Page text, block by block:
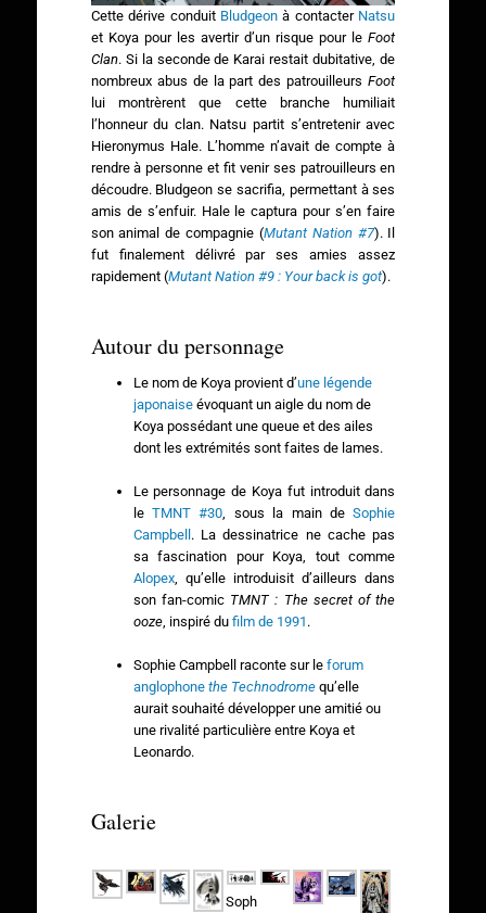
Cette dérive conduit Bludgeon à contacter Natsu
et Koya pour les avertir d’un risque pour leFoot
Clan. Si la seconde de Karai restait dubitative, de
nombreux abus de la part des patrouilleursFoot
lui montrèrent que cette branche humiliait
l’honneur du clan. Natsu partit s’entretenir avec
Hieronymus Hale. L’homme n’avait de compte à
rendre à personne et fit venir ses patrouilleurs en
découdre. Bludgeon se sacrifia, permettant à ses
amis de s’enfuir. Hale le captura pour s’en faire
son animal de compagnie (Mutant Nation #7). Il
fut finalement délivré par ses amies assez
rapidement (Mutant Nation #9 : Your back is got).
Autour du personnage
Le nom de Koya provient d’une légende
japonaiseévoquant un aigle du nom de
Koya possédant une queue et des ailes
dont les extrémités sont faites de lames.
Le personnage de Koya fut introduit dans
le TMNT #30, sous la main deSophie
Campbell . La dessinatrice ne cache pas
sa fascination pour Koya, tout comme
Alopex, qu’elle introduisit d’ailleurs dans
son fan-comic TMNT : The secret of the
ooze, inspiré du film de 1991 .
Sophie Campbell raconte sur le forum
anglophone the Technodromequ’elle
aurait souhaité développer une amitié ou
une rivalité particulière entre Koya et
Leonardo.
Galerie
Soph